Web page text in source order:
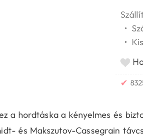
•
•
✔
a hordtáska a kényelmes és
és Makszutov-Cassegrain